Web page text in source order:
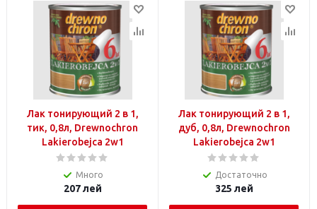
Лак тонирующий 2 в 1,
тик, 0,8л, Drewnochron
Lakierobejca 2w1
Много
207лей
Лак тонирующий 2 в 1,
дуб, 0,8л, Drewnochron
Lakierobejca 2w1
Достаточно
325 лей